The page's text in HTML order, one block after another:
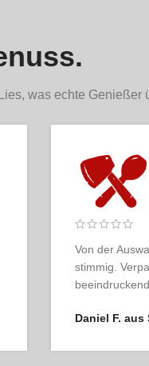
was echte Genießer
Fleischer &
Qualität,
als Genießer
Karin T. aus